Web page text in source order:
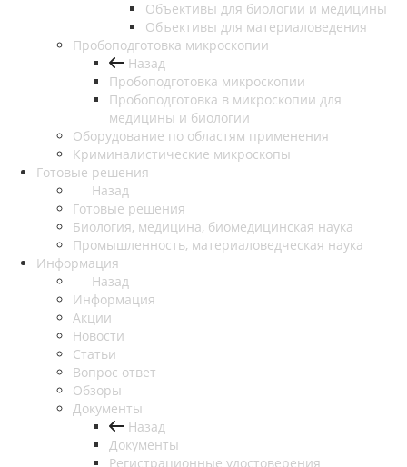
Объективы для биологии и медицины
Объективы для материаловедения
Пробоподготовка микроскопии
Назад
Пробоподготовка микроскопии
Пробоподготовка в микроскопии для
медицины и биологии
Оборудование по областям применения
Криминалистические микроскопы
Готовые решения
Назад
Готовые решения
Биология, медицина, биомедицинская наука
Промышленность, материаловедческая наука
Информация
Назад
Информация
Акции
Новости
Статьи
Вопрос ответ
Обзоры
Документы
Назад
Документы
Регистрационные удостоверения